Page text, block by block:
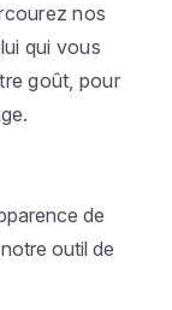
nos
qui vous
goût, pour
de
outil de